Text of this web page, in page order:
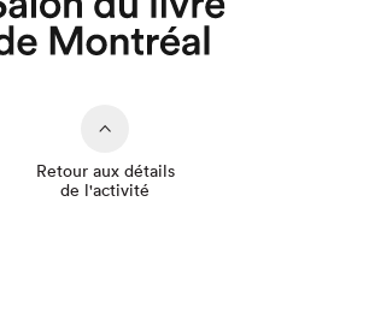
Que cherchez-vous?
Retour aux détails
de l'activité